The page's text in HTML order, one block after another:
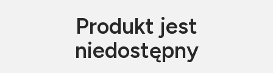
Produkt jest
niedostępny